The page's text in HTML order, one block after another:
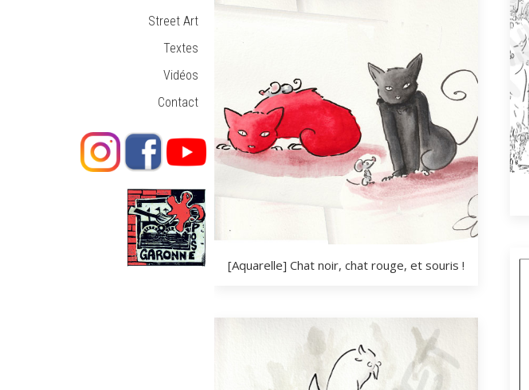
Street Art
Textes
Vidéos
Contact
[Aquarelle] Chat noir, chat rouge, et souris !